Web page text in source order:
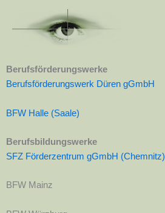
Berufsförderungswerke
Berufsförderungswerk Düren gGmbH
BFW Halle (Saale)
Berufsbildungswerke
SFZ Förderzentrum gGmbH (Chemnitz)
BFW Mainz